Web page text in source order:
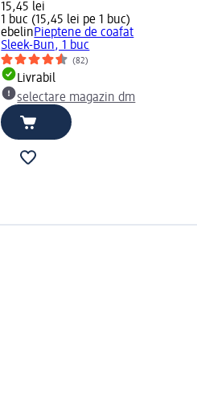
15,45 lei
1 buc (15,45 lei pe 1 buc)
ebelinPieptene de coafat
Sleek-Bun, 1 buc
(82)
Livrabil
selectare magazin dm